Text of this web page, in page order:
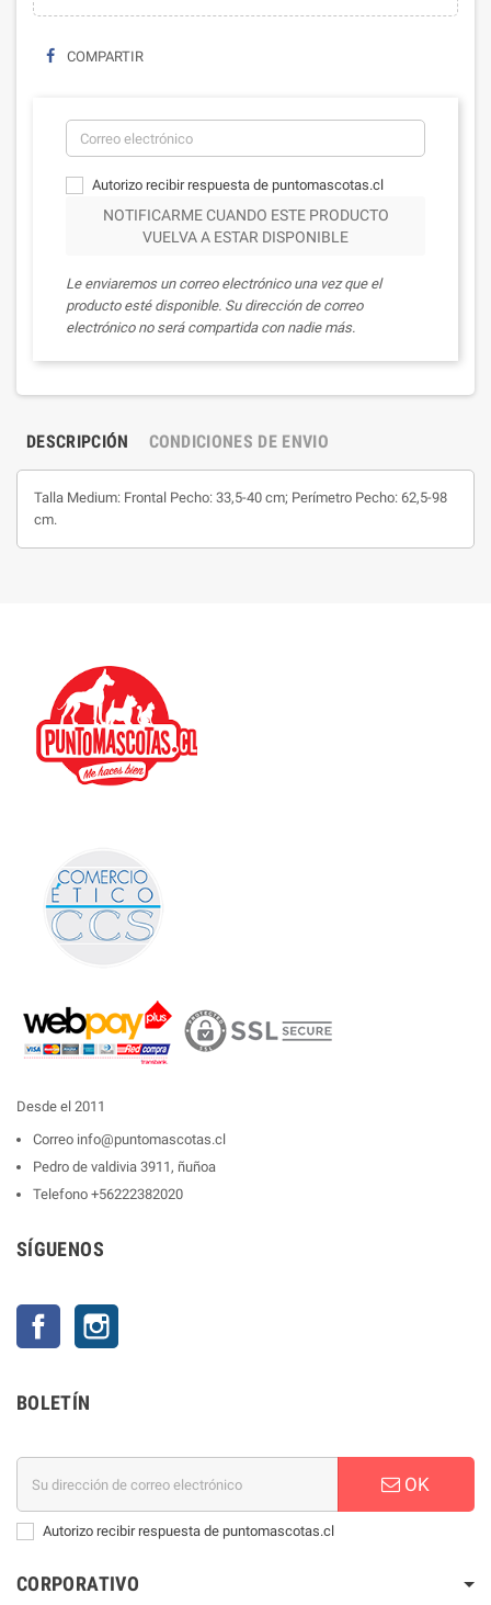
COMPARTIR
Autorizo recibir respuesta de puntomascotas.cl
NOTIFICARME CUANDO ESTE PRODUCTO
VUELVA A ESTAR DISPONIBLE
Le enviaremos un correo electrónico una vez que el
producto esté disponible. Su dirección de correo
electrónico no será compartida con nadie más.
DESCRIPCIÓN CONDICIONES DE ENVIO
Talla Medium: Frontal Pecho: 33,5-40 cm; Perímetro Pecho: 62,5-98
cm.
Desde el 2011
Correo info@puntomascotas.cl
Pedro de valdivia 3911, ñuñoa
Telefono +56222382020
SÍGUENOS
Facebook
BOLETÍN
OK
Autorizo recibir respuesta de puntomascotas.cl
CORPORATIVO